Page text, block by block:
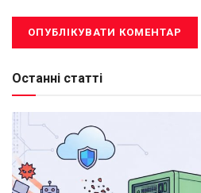
Останні статті